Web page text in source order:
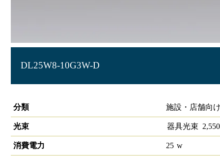
DL25W8-10G3W-D
分類
施設・店舗向
光束 器具光束 2,550
消費電力 25 w